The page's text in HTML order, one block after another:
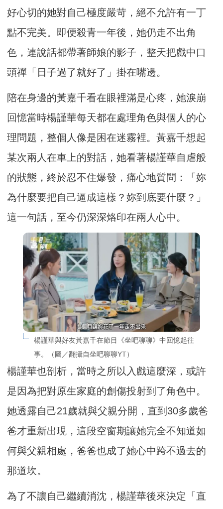
好心切的她對自己極度嚴苛，絕不允許有一丁
點不完美。即便殺青一年後，她仍走不出角
色，連說話都帶著師娘的影子，整天把戲中口
頭禪「日子過了就好了」掛在嘴邊。
陪在身邊的黃嘉千看在眼裡滿是心疼，她淚崩
回憶當時楊謹華每天都在處理角色與個人的心
理問題，整個人像是困在迷霧裡。黃嘉千想起
某次兩人在車上的對話，她看著楊謹華自虐般
的狀態，終於忍不住爆發，痛心地質問：「妳
為什麼要把自己逼成這樣？妳到底要什麼？」
這一句話，至今仍深深烙印在兩人心中。
楊謹華與好友黃嘉千在節目《坐吧聊聊》中回憶起往
事。（圖／翻攝自坐吧聊聊YT）
楊謹華也剖析，當時之所以入戲這麼深，或許
是因為把對原生家庭的創傷投射到了角色中。
她透露自己21歲就與父親分開，直到30多歲爸
爸才重新出現，這段空窗期讓她完全不知道如
何與父親相處，爸爸也成了她心中跨不過去的
那道坎。
為了不讓自己繼續消沈，楊謹華後來決定「直